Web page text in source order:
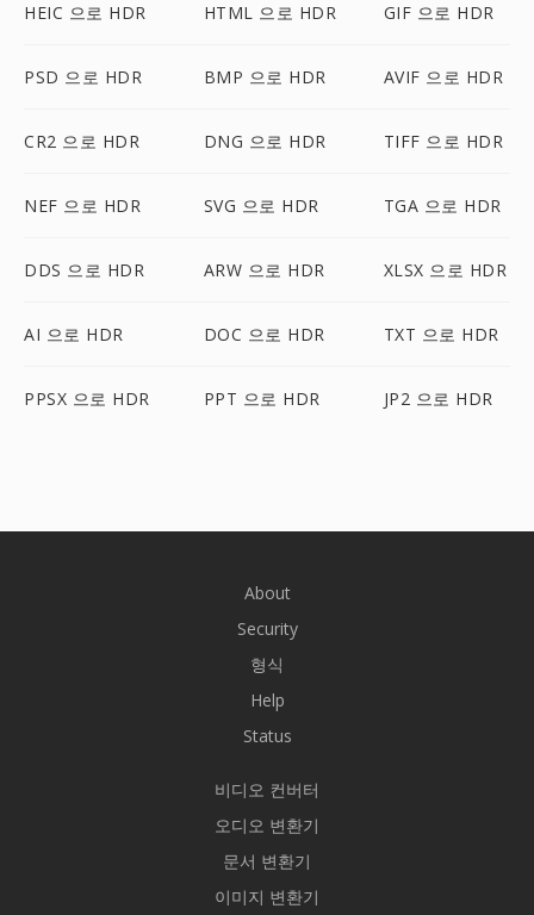
HEIC 으로 HDR HTML 으로 HDR GIF 으로 HDR
PSD 으로 HDR BMP 으로 HDR AVIF 으로 HDR
CR2 으로 HDR DNG 으로 HDR TIFF 으로 HDR
NEF 으로 HDR SVG 으로 HDR TGA 으로 HDR
DDS 으로 HDR ARW 으로 HDR XLSX 으로 HDR
AI 으로 HDR DOC 으로 HDR TXT 으로 HDR
PPSX 으로 HDR PPT 으로 HDR JP2 으로 HDR
About
Security
형식
Help
Status
비디오 컨버터
오디오 변환기
문서 변환기
이미지 변환기